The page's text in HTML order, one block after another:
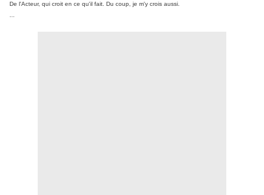
De l'Acteur, qui croit en ce qu'il fait. Du coup, je m'y crois aussi.